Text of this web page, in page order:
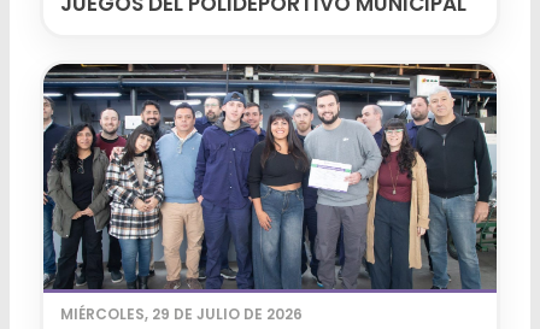
MIÉRCOLES, 29 DE JULIO DE 2026